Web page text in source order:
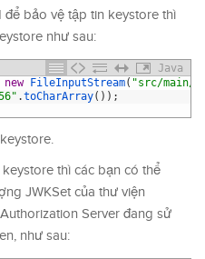
bảo vệ tập tin keystore thì
như sau:
Java
new FileInputStream( "src/main/
.toCharArray( ) ) ;
thì các bạn có thể
JWKSet của thư viện
Server đang sử
như sau: